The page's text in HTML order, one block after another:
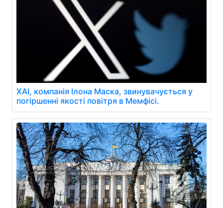
XAI, компанія Ілона Маска, звинувачується у
погіршенні якості повітря в Мемфісі.